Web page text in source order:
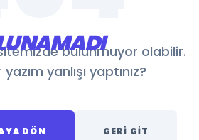
sitemizde bulunmuyor olabilir.
yanlışı yaptınız?
DÖN GERI GIT